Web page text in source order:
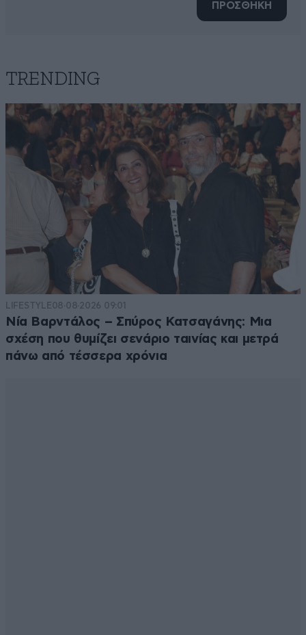
ΠΡΟΣΘΗΚΗ
TRENDING
LIFESTYLE08·08·2026 09:01
Νία Βαρντάλος – Σπύρος Κατσαγάνης: Μια
σχέση που θυμίζει σενάριο ταινίας και μετρά
πάνω από τέσσερα χρόνια